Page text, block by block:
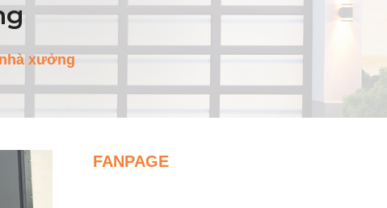
xưởng
FANPAGE